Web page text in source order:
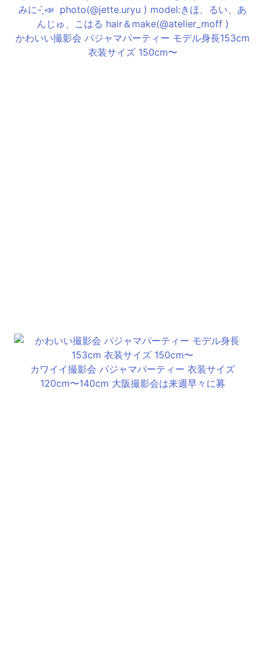
かわいい撮影会 パジャマパーティー モデル身長153cm
衣装サイズ 150cm〜
カワイイ撮影会 パジャマパーティー 衣装サイズ
120cm〜140cm 大阪撮影会は来週早々に募